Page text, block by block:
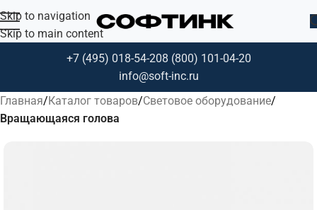
Skip to navigation
Skip to main content
+7 (495) 018-54-208 (800) 101-04-20
info@soft-inc.ru
Главная Каталог товаров Световое оборудование
Вращающаяся голова